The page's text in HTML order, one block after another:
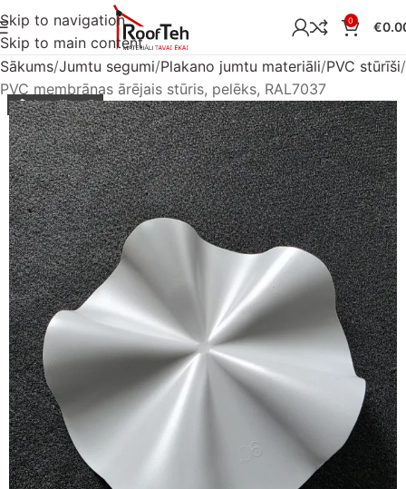
Skip to navigation
Skip to main content
0 €
Sākums Jumtu segumi Plakano jumtu materiāli PVC stūrīši
PVC membrānas ārējais stūris, pelēks, RAL7037
Ir noliktavā